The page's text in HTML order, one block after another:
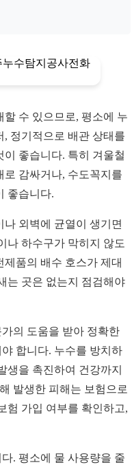
수 있으므로, 평소에 누
정기적으로 배관 상태를
좋습니다. 특히 겨울철
로 감싸거나, 수도꼭지를
좋습니다.
외벽에 균열이 생기면
나 하수구가 막히지 않도
품의 배수 호스가 제대
는 곳은 없는지 점검해야
의 도움을 받아 정확한
합니다. 누수를 방치하
생을 촉진하여 건강까지
발생한 피해는 보험으로
험 가입 여부를 확인하고,
. 평소에 물 사용량을 줄